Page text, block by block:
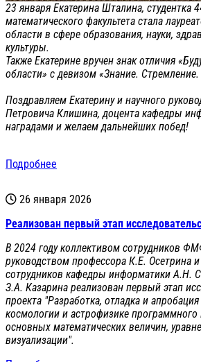
23 января Екатерина Шталина, студентка
математического факультета стала
области в сфере образования, науки,
культуры.
Также Екатерине вручен знак отличия
области» с девизом «Знание. Стремление.
Поздравляем Екатерину и научного
Петровича Клишина, доцента кафедры
наградами и желаем дальнейших побед!
Подробнее
26 января 2026
Реализован первый этап
В 2024 году коллективом сотрудников
руководством профессора К.Е. Осетрина
сотрудников кафедры информатики А.Н.
З.А. Казарина реализован первый этап
проекта "Разработка, отладка и
космологии и астрофизике программного
основных математических величин,
визуализации".